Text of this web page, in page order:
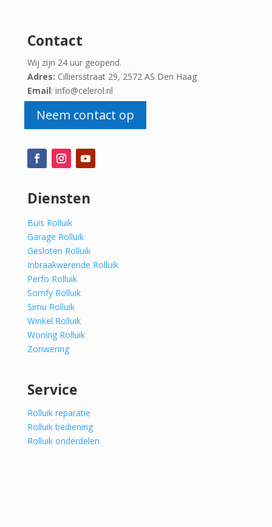
Contact
Wij zijn 24 uur geopend.
Adres: Cilliersstraat 29, 2572 AS Den Haag
Email: info@celerol.nl
Neem contact op
Diensten
Buis Rolluik
Garage Rolluik
Gesloten Rolluik
Inbraakwerende Rolluik
Perfo Rolluik
Somfy Rolluik
Simu Rolluik
Winkel Rolluik
Woning Rolluik
Zonwering
Service
Rolluik reparatie
Rolluik bediening
Rolluik onderdelen